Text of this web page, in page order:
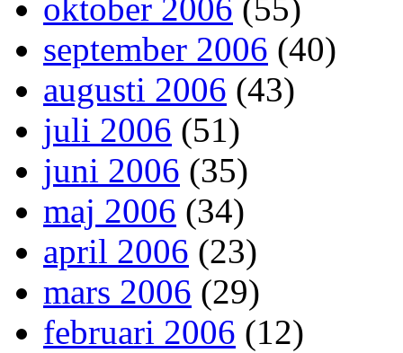
oktober 2006 (55)
september 2006 (40)
augusti 2006 (43)
juli 2006 (51)
juni 2006 (35)
maj 2006 (34)
april 2006 (23)
mars 2006 (29)
februari 2006 (12)